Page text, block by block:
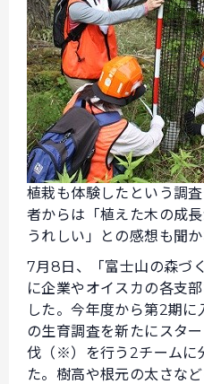
植栽も体験したという調
者からは「植えた木の成
うれしい」との感想も聞
7月8日、「富士山の森づ
に企業やオイスカの各支
した。今年度から第2期
の生育調査を新たにスタ
伐（※）を行う2チームに
た。樹高や根元の太さな